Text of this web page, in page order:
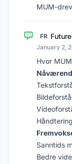
MUM-
FR
January 2,
Hvor
Sanntids
Bedre